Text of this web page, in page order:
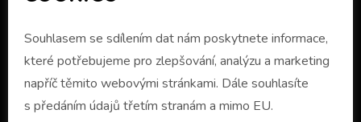
Souhlasem se sdílením dat nám poskytnete informace,
které potřebujeme pro zlepšování, analýzu a marketing
napříč těmito webovými stránkami. Dále souhlasíte
s předáním údajů třetím stranám a mimo EU.